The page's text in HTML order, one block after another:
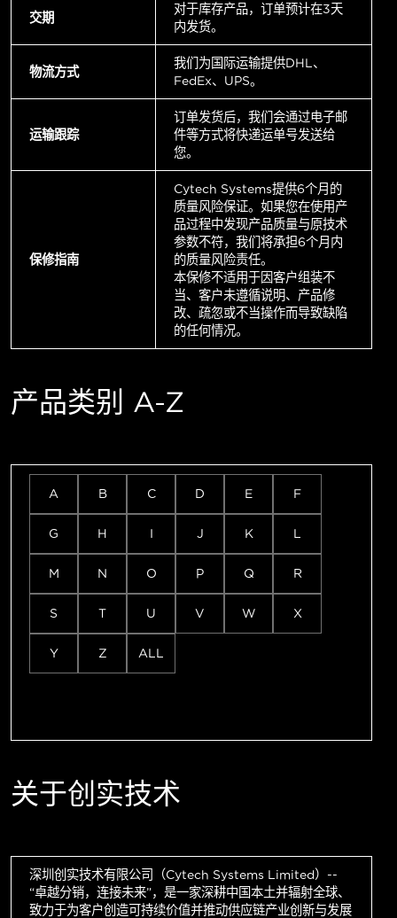
交期
对于库存产品，订单预计在3天
内发货。
物流方式
我们为国际运输提供DHL、
FedEx、UPS。
运输跟踪
订单发货后，我们会通过电子邮
件等方式将快递运单号发送给
您。
保修指南
Cytech Systems提供6个月的
质量风险保证。如果您在使用产
品过程中发现产品质量与原技术
参数不符，我们将承担6个月内
的质量风险责任。
本保修不适用于因客户组装不
当、客户未遵循说明、产品修
改、疏忽或不当操作而导致缺陷
的任何情况。
产品类别 A-Z
A B C D E F
G H I J K L
M N O P Q R
S T U V W X
Y Z ALL
关于创实技术
深圳创实技术有限公司（Cytech Systems Limited）--
“卓越分销，连接未来”，是一家深耕中国本土并辐射全球、
致力于为客户创造可持续价值并推动供应链产业创新与发展